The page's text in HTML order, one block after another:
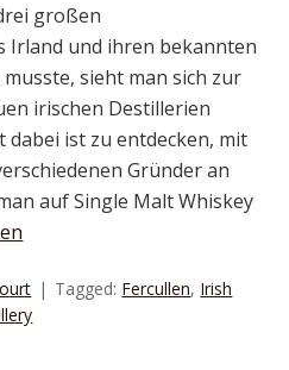
großen
Irland und ihren bekannten
sieht man sich zur
irischen Destillerien
ist zu entdecken, mit
Gründer an
auf Single Malt Whiskey
Tagged: Fercullen, Irish